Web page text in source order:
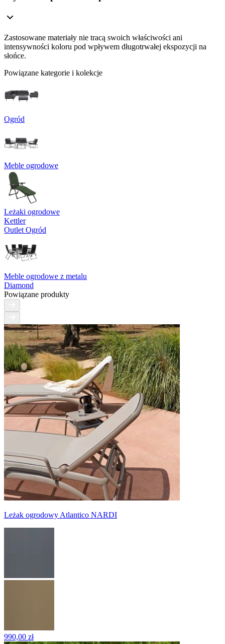
Zastosowane materiały nie tracą swoich właściwości ani
intensywności koloru pod wpływem długotrwałej ekspozycji na
słońce.
Powiązane kategorie i kolekcje
Ogród
Meble ogrodowe
Leżaki ogrodowe
Kettler
Outlet Ogród
Meble ogrodowe z metalu
Diamond
Powiązane produkty
Leżak ogrodowy Atlantico NARDI
990,00 zł